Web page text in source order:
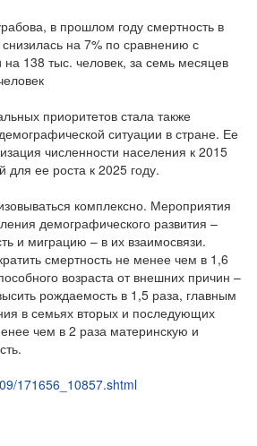
в прошлом году смертность в
на 7% по сравнению с
138 тыс. человек, за семь месяцев
приоритетов стала также
ситуации в стране. Ее
численности населения к 2015
для ее роста к 2025 году.
комплексно. Мероприятия
демографического развития –
и миграцию – в их взаимосвязи.
смертность не менее чем в 1,6
возраста от внешних причин –
рождаемость в 1,5 раза, главным
в семьях вторых и последующих
чем в 2 раза материнскую и
171656_10857.shtml